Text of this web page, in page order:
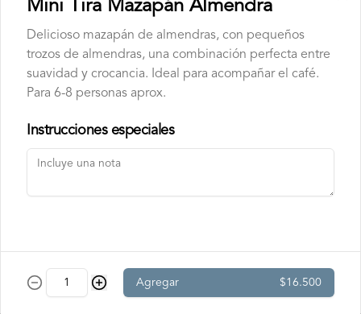
$2.100
$1.990
Mini Tira Mazapán Almendra
Delicioso mazapán de almendras, con pequeños
trozos de almendras, una combinación perfecta entre
suavidad y crocancia. Ideal para acompañar el café.
Para 6-8 personas aprox.
Instrucciones especiales
Agregar $16.500